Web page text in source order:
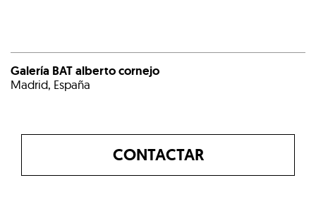
Galería BAT alberto cornejo
Madrid, España
CONTACTAR